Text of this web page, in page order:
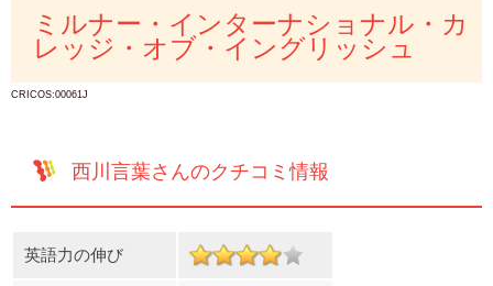
ミルナー・インターナショナル・カ
レッジ・オブ・イングリッシュ
CRICOS:00061J
西川言葉さんのクチコミ情報
英語力の伸び